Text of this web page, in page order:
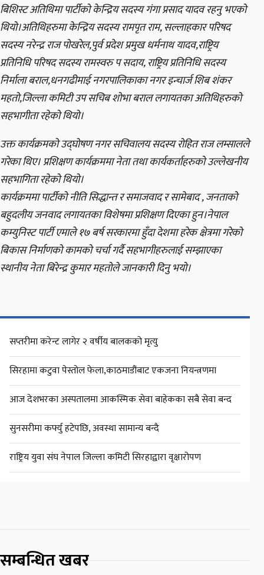
बिशिस्ट अतिथिमा पार्टीको केन्द्रिय सदस्य गंगा प्रसाद यादव रहनु भएको
थियो।अतिथिहरुमा केन्द्रिय सदस्य रामपृत राम, सल्लाहकार परिषद
सदस्य नरेन्द्र राज पोखरेल,पुर्व प्रदेश प्रमुख धर्मनाथ यादव,राष्ट्रिय
प्रतिनिधि परिषद सदस्य रामस्वरु प सदाय, राष्ट्रिय प्रतिनिधि सदस्य
निर्माला बराल,धनगढीमाई नगरपालिकाका नगर इन्चार्ज शिब शंकर
महतो,जिल्ला कमिटी उप सचिब शोभा बराल लगायतका अतिथिहरुको
सहभागीता रहेको थियो।
उक्त कार्यक्रमको उद्घोषण नगर सचिवालय सदस्य रोहित राज लम्सालले
गरेका थिए। प्रशिक्षण कार्यक्रममा नेता तथा कार्यकर्ताहरुको उल्लेखनीय
सहभागिता रहेको थियो।
कार्यक्रममा पार्टीको नीति सिद्धान्त र समाजवाद र सामेबाद , जनताको
बहुदलीय जनवाद लगायतका विशेषमा प्रशिक्षण दिएका हुन।नेपाल
कम्युनिस्ट पार्टी एमाले १७ बर्ष सरकारमा हुँदा देशमा हरेक क्षेत्रमा गरेको
बिकास निर्माणको कामको चर्चा गर्दै सहभागीहरुलाई सम्झाएका
स्थानीय नेता बिरेन्द्र कुमार महतोले जानकारी दिनु भयो।
सप्तरीमा करेन्ट लागेर २ वर्षीय बालकको मृत्यु
सिरहामा कटुवा पेस्तोल फेला,काठमाडौंबाट एकजना नियन्त्रणमा
आज देशभरका अस्पतालमा आकस्मिक सेवा बाहेकका सबै सेवा बन्द
सुनसरीमा कर्फ्यु हटेपछि, अवस्था सामान्य बन्दै
राष्ट्रिय युवा संघ नेपाल जिल्ला कमिटी सिरहाद्वारा वृक्षारोपण
सम्बन्धित खबर